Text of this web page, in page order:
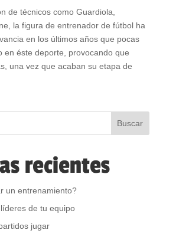
de técnicos como Guardiola,
la figura de entrenador de fútbol ha
en los últimos años que pocas
en éste deporte, provocando que
una vez que acaban su etapa de
recientes
un entrenamiento?
de tu equipo
jugar